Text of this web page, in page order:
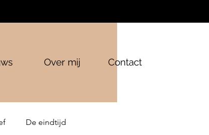
Over mij Contact
De eindtijd